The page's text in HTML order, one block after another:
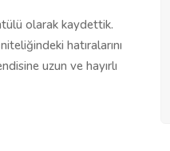
olarak kaydettik.
hatıralarını
uzun ve hayırlı